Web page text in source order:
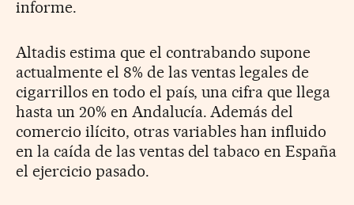
informe.
Altadis estima que el contrabando supone
actualmente el 8% de las ventas legales de
cigarrillos en todo el país, una cifra que llega
hasta un 20% en Andalucía. Además del
comercio ilícito, otras variables han influido
en la caída de las ventas del tabaco en España
el ejercicio pasado.